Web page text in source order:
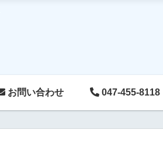
お問い合わせ 047-455-8118